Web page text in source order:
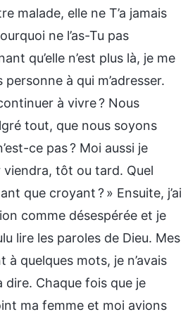
malade, elle ne T’a jamais
ne l’as-Tu pas
qu’elle n’est plus là, je me
à qui m’adresser.
à vivre ? Nous
tout, que nous soyons
ce pas ? Moi aussi je
tôt ou tard. Quel
que croyant ? » Ensuite, j’ai
comme désespérée et je
lire les paroles de Dieu. Mes
à quelques mots, je n’avais
dire. Chaque fois que je
ma femme et moi avions